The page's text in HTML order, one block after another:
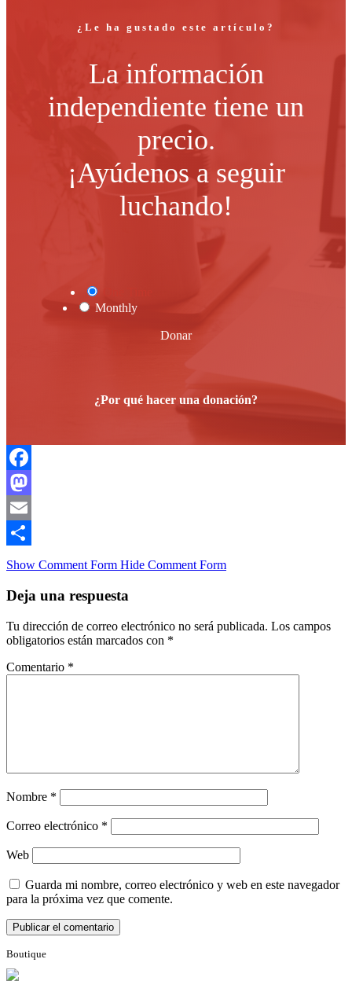
¿Le ha gustado este artículo?
La información
independiente tiene un
precio.
¡Ayúdenos a seguir
luchando!
Monthly
Donar
¿Por qué hacer una donación?
Facebook
Mastodon
Email
Compartir
Show Comment Form Hide Comment Form
Deja una respuesta
Tu dirección de correo electrónico no será publicada. Los campos
obligatorios están marcados con *
Comentario *
Nombre *
Correo electrónico *
Web
Guarda mi nombre, correo electrónico y web en este navegador
para la próxima vez que comente.
Boutique